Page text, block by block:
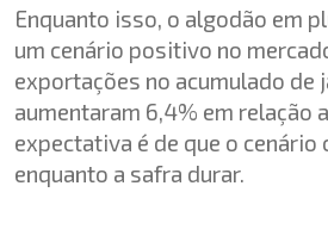
Enquanto isso, o algodão em
um cenário positivo no
exportações no acumulado de
aumentaram 6,4% em relação
expectativa é de que o cenário
enquanto a safra durar.